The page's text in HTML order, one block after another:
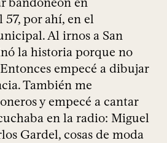
por ahí, en el
Al irnos a San
la historia porque no
empecé a dibujar
También me
y empecé a cantar
en la radio: Miguel
Gardel, cosas de moda